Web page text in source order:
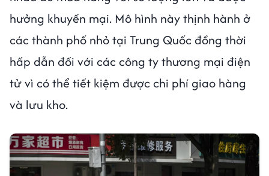
hưởng khuyến mại. Mô hình này thịnh hành ở
các thành phố nhỏ tại Trung Quốc đồng thời
hấp dẫn đối với các công ty thương mại điện
tử vì có thể tiết kiệm được chi phí giao hàng
và lưu kho.